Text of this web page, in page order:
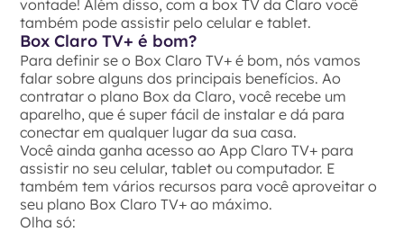
vontade! Além disso, com a box TV da Claro você
também pode assistir pelo celular e tablet.
Box Claro TV+ é bom?
Para definir se o Box Claro TV+ é bom, nós vamos
falar sobre alguns dos principais benefícios. Ao
contratar o plano Box da Claro, você recebe um
aparelho, que é super fácil de instalar e dá para
conectar em qualquer lugar da sua casa.
Você ainda ganha acesso ao App Claro TV+ para
assistir no seu celular, tablet ou computador. E
também tem vários recursos para você aproveitar o
seu plano Box Claro TV+ ao máximo.
Olha só: